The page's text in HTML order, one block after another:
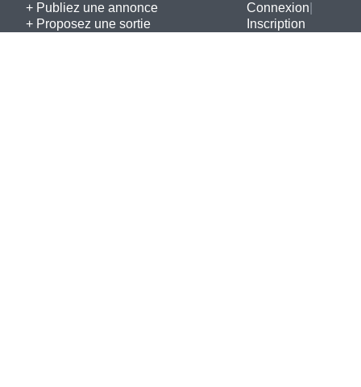
+ Publiez une annonce
+ Proposez une sortie
Connexion
Inscription